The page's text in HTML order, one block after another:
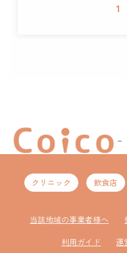
1
クリニック 飲食店
当該地域の事業者様へ
利用ガイド
運